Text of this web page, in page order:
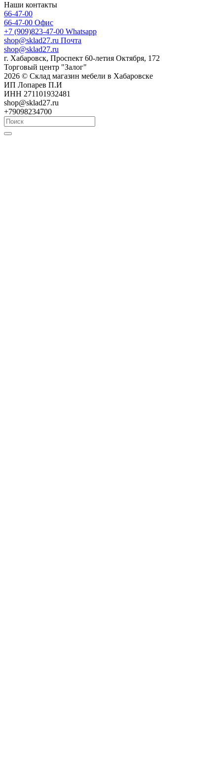
Наши контакты
66-47-00
66-47-00 Офис
+7 (909)823-47-00 Whatsapp
shop@sklad27.ru Почта
shop@sklad27.ru
г. Хабаровск, Проспект 60-летия Октября, 172
Торговый центр "Залог"
2026 © Склад магазин мебели в Хабаровске
ИП Лопарев П.И
ИНН 271101932481
shop@sklad27.ru
+79098234700